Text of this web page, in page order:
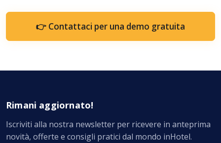
👉 Contattaci per una demo gratuita
Rimani aggiornato!
Iscriviti alla nostra newsletter per ricevere in anteprima
novità, offerte e consigli pratici dal mondo inHotel.